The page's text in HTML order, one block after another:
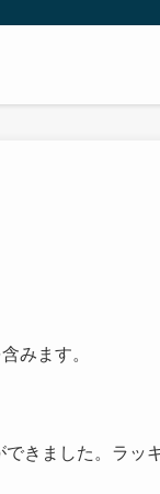
みます。
きました。ラッキ